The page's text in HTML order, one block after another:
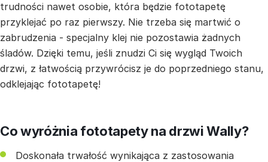
trudności nawet osobie, która będzie fototapetę
przyklejać po raz pierwszy. Nie trzeba się martwić o
zabrudzenia - specjalny klej nie pozostawia żadnych
śladów. Dzięki temu, jeśli znudzi Ci się wygląd Twoich
drzwi, z łatwością przywrócisz je do poprzedniego stanu,
odklejając fototapetę!
Co wyróżnia fototapety na drzwi Wally?
Doskonała trwałość wynikająca z zastosowania